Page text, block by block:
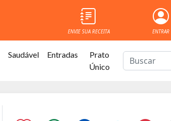
ENVIE SUA RECEITA ENTRAR
Saudável Entradas
Prato
Único